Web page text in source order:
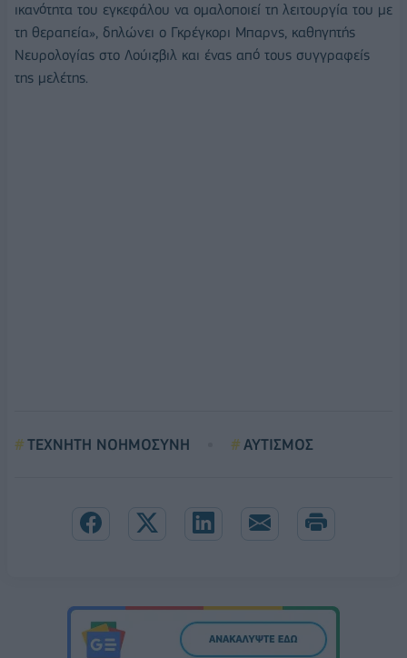
ικανότητα του εγκεφάλου να ομαλοποιεί τη λειτουργία του με
τη θεραπεία», δηλώνει ο Γκρέγκορι Μπαρνς, καθηγητής
Νευρολογίας στο Λούιζβιλ και ένας από τους συγγραφείς
της μελέτης.
ΤΕΧΝΗΤΗ ΝΟΗΜΟΣΥΝΗ ΑΥΤΙΣΜΟΣ